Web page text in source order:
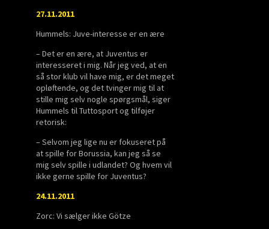
27.11.2011
Hummels: Juve-interesse er en ære
– Det er en ære, at Juventus er
interesseret i mig. Når jeg ved, at en
så stor klub vil have mig, er det meget
opløftende, og det tvinger mig til at
stille mig selv nogle spørgsmål, siger
Hummels til Tuttosport og tilføjer
retorisk:
– Selvom jeg lige nu er fokuseret på
at spille for Borussia, kan jeg så se
mig selv spille i udlandet? Og hvem vil
ikke gerne spille for Juventus?
24.11.2011
Zorc: Vi sælger ikke Götze